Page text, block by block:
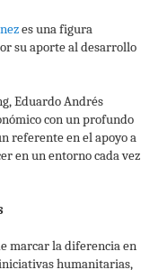
es una figura
su aporte al desarrollo
Eduardo Andrés
con un profundo
referente en el apoyo a
en un entorno cada vez
marcar la diferencia en
humanitarias,